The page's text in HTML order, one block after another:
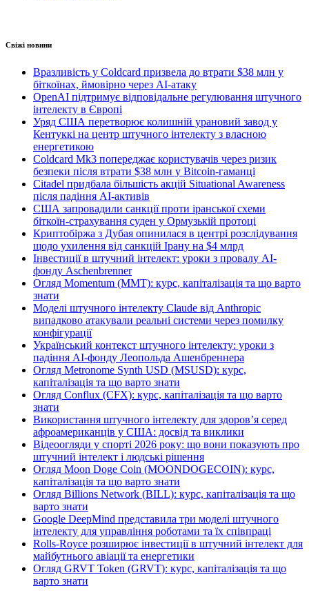
Свіжі новини
Вразливість у Coldcard призвела до втрати $38 млн у
біткоїнах, ймовірно через AI-атаку
OpenAI підтримує відповідальне регулювання штучного
інтелекту в Європі
Уряд США перетворює колишній урановий завод у
Кентуккі на центр штучного інтелекту з власною
енергетикою
Coldcard Mk3 попереджає користувачів через ризик
безпеки після втрати $38 млн у Bitcoin-гаманці
Citadel придбала більшість акцій Situational Awareness
після падіння AI-активів
США запровадили санкції проти іранської схеми
біткоїн-страхування суден у Ормузькій протоці
Криптобіржа з Дубая опинилася в центрі розслідування
щодо ухилення від санкцій Ірану на $4 млрд
Інвестиції в штучний інтелект: уроки з провалу AI-
фонду Aschenbrenner
Огляд Momentum (MMT): курс, капіталізація та що варто
знати
Моделі штучного інтелекту Claude від Anthropic
випадково атакували реальні системи через помилку
конфігурації
Український контекст штучного інтелекту: уроки з
падіння AI-фонду Леопольда Ашенбреннера
Огляд Metronome Synth USD (MSUSD): курс,
капіталізація та що варто знати
Огляд Conflux (CFX): курс, капіталізація та що варто
знати
Використання штучного інтелекту для здоров’я серед
афроамериканців у США: досвід та виклики
Відеоогляди у спорті 2026 року: що вони показують про
штучний інтелект і людські рішення
Огляд Moon Doge Coin (MOONDOGECOIN): курс,
капіталізація та що варто знати
Огляд Billions Network (BILL): курс, капіталізація та що
варто знати
Google DeepMind представила три моделі штучного
інтелекту для управління роботами та їх співпраці
Rolls-Royce розширює інвестиції в штучний інтелект для
майбутнього авіації та енергетики
Огляд GRVT Token (GRVT): курс, капіталізація та що
варто знати